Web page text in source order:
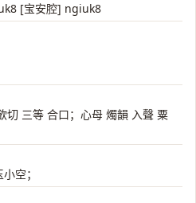
[宝安腔] ngiuk8
切 三等 合口；心母 燭韻 入聲 粟
空；